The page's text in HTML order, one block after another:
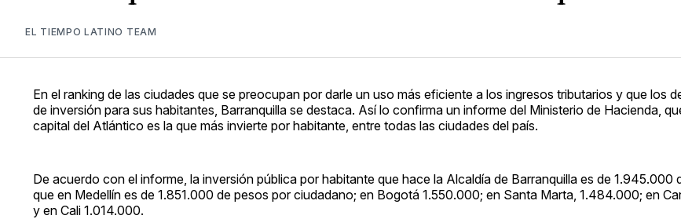
EL TIEMPO LATINO TEAM
En el ranking de las ciudades que se preocupan por darle un uso más eficiente a los ingresos tributarios y que los
de inversión para sus habitantes, Barranquilla se destaca. Así lo confirma un informe del Ministerio de Hacienda,
capital del Atlántico es la que más invierte por habitante, entre todas las ciudades del país.
De acuerdo con el informe, la inversión pública por habitante que hace la Alcaldía de Barranquilla es de 1.945.000
que en Medellín es de 1.851.000 de pesos por ciudadano; en Bogotá 1.550.000; en Santa Marta, 1.484.000; en
y en Cali 1.014.000.